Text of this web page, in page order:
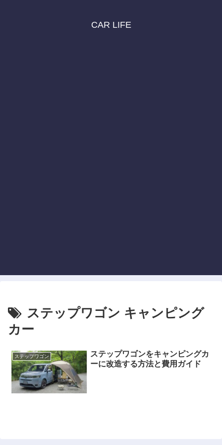
CAR LIFE
ステップワゴン キャンピング
カー
ステップワゴン
ステップワゴンをキャンピングカ
ーに改造する方法と費用ガイド